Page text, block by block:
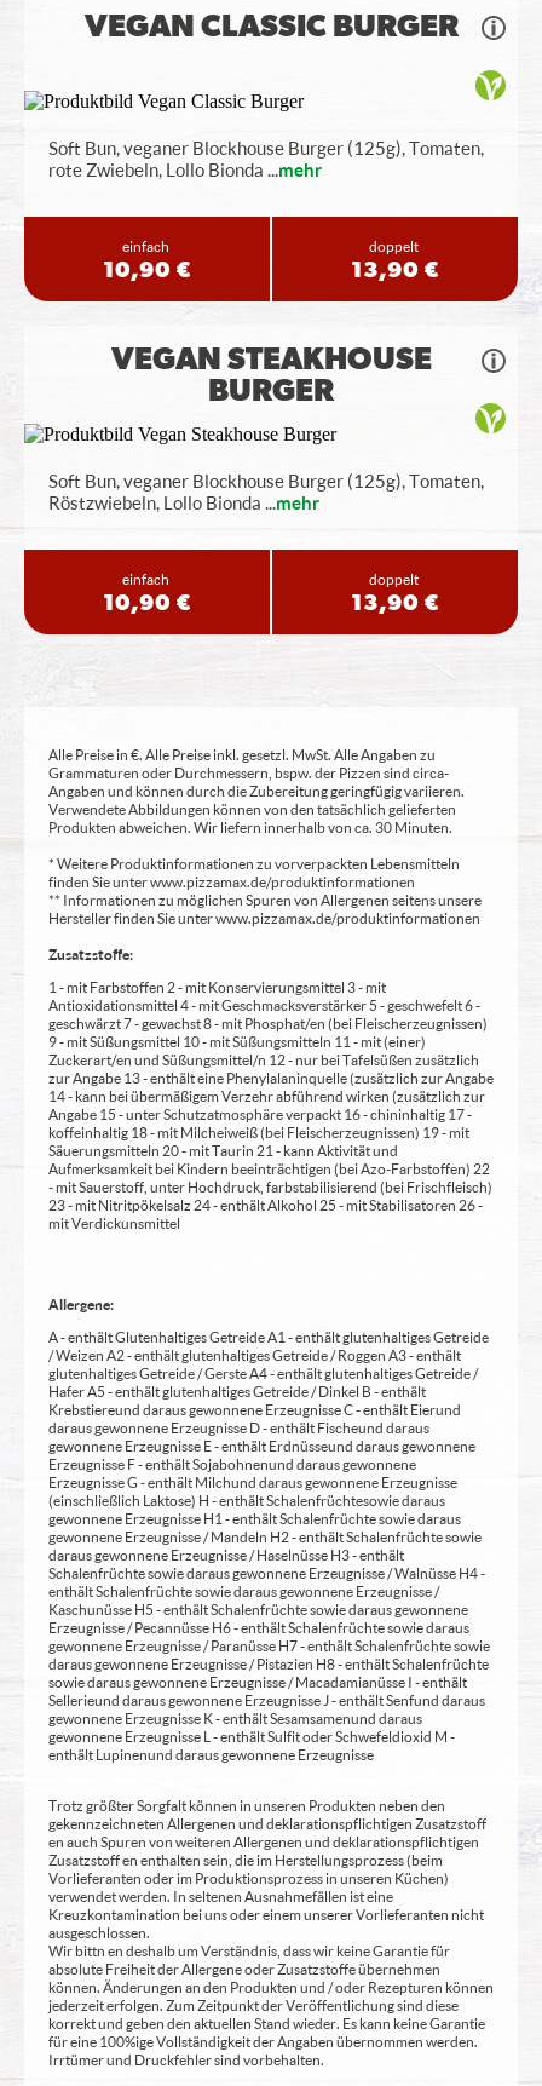
VEGAN CLASSIC BURGER
Soft Bun, veganer Blockhouse Burger (125g), Tomaten,
rote Zwiebeln, Lollo Bionda ...mehr
einfach
10,90 €
doppelt
13,90 €
VEGAN STEAKHOUSE
BURGER
Soft Bun, veganer Blockhouse Burger (125g), Tomaten,
Röstzwiebeln, Lollo Bionda ...mehr
einfach
10,90 €
doppelt
13,90 €
Alle Preise in €. Alle Preise inkl. gesetzl. MwSt. Alle Angaben zu
Grammaturen oder Durchmessern, bspw. der Pizzen sind circa-
Angaben und können durch die Zubereitung geringfügig variieren.
Verwendete Abbildungen können von den tatsächlich gelieferten
Produkten abweichen. Wir liefern innerhalb von ca. 30 Minuten.
* Weitere Produktinformationen zu vorverpackten Lebensmitteln
finden Sie unter www.pizzamax.de/produktinformationen
** Informationen zu möglichen Spuren von Allergenen seitens unsere
Hersteller finden Sie unter www.pizzamax.de/produktinformationen
Zusatzstoffe:
1 - mit Farbstoffen 2 - mit Konservierungsmittel 3 - mit
Antioxidationsmittel 4 - mit Geschmacksverstärker 5 - geschwefelt 6 -
geschwärzt 7 - gewachst 8 - mit Phosphat/en (bei Fleischerzeugnissen)
9 - mit Süßungsmittel 10 - mit Süßungsmitteln 11 - mit (einer)
Zuckerart/en und Süßungsmittel/n 12 - nur bei Tafelsüßen zusätzlich
zur Angabe 13 - enthält eine Phenylalaninquelle (zusätzlich zur Angabe
14 - kann bei übermäßigem Verzehr abführend wirken (zusätzlich zur
Angabe 15 - unter Schutzatmosphäre verpackt 16 - chininhaltig 17 -
koffeinhaltig 18 - mit Milcheiweiß (bei Fleischerzeugnissen) 19 - mit
Säuerungsmitteln 20 - mit Taurin 21 - kann Aktivität und
Aufmerksamkeit bei Kindern beeinträchtigen (bei Azo-Farbstoffen) 22
- mit Sauerstoff, unter Hochdruck, farbstabilisierend (bei Frischfleisch)
23 - mit Nitritpökelsalz 24 - enthält Alkohol 25 - mit Stabilisatoren 26 -
mit Verdickunsmittel
Allergene:
A - enthält Glutenhaltiges Getreide A1 - enthält glutenhaltiges Getreide
/ Weizen A2 - enthält glutenhaltiges Getreide / Roggen A3 - enthält
glutenhaltiges Getreide / Gerste A4 - enthält glutenhaltiges Getreide /
Hafer A5 - enthält glutenhaltiges Getreide / Dinkel B - enthält
Krebstiere und daraus gewonnene Erzeugnisse C - enthält Eier und
daraus gewonnene Erzeugnisse D - enthält Fische und daraus
gewonnene Erzeugnisse E - enthält Erdnüsse und daraus gewonnene
Erzeugnisse F - enthält Sojabohnen und daraus gewonnene
Erzeugnisse G - enthält Milch und daraus gewonnene Erzeugnisse
(einschließlich Laktose) H - enthält Schalenfrüchte sowie daraus
gewonnene Erzeugnisse H1 - enthält Schalenfrüchte sowie daraus
gewonnene Erzeugnisse / Mandeln H2 - enthält Schalenfrüchte sowie
daraus gewonnene Erzeugnisse / Haselnüsse H3 - enthält
Schalenfrüchte sowie daraus gewonnene Erzeugnisse / Walnüsse H4 -
enthält Schalenfrüchte sowie daraus gewonnene Erzeugnisse /
Kaschunüsse H5 - enthält Schalenfrüchte sowie daraus gewonnene
Erzeugnisse / Pecannüsse H6 - enthält Schalenfrüchte sowie daraus
gewonnene Erzeugnisse / Paranüsse H7 - enthält Schalenfrüchte sowie
daraus gewonnene Erzeugnisse / Pistazien H8 - enthält Schalenfrüchte
sowie daraus gewonnene Erzeugnisse / Macadamianüsse I - enthält
Sellerie und daraus gewonnene Erzeugnisse J - enthält Senf und daraus
gewonnene Erzeugnisse K - enthält Sesamsamen und daraus
gewonnene Erzeugnisse L - enthält Sulfit oder Schwefeldioxid M -
enthält Lupinen und daraus gewonnene Erzeugnisse
Trotz größter Sorgfalt können in unseren Produkten neben den
gekennzeichneten Allergenen und deklarationspflichtigen Zusatzstoff
en auch Spuren von weiteren Allergenen und deklarationspflichtigen
Zusatzstoff en enthalten sein, die im Herstellungsprozess (beim
Vorlieferanten oder im Produktionsprozess in unseren Küchen)
verwendet werden. In seltenen Ausnahmefällen ist eine
Kreuzkontamination bei uns oder einem unserer Vorlieferanten nicht
ausgeschlossen.
Wir bittn en deshalb um Verständnis, dass wir keine Garantie für
absolute Freiheit der Allergene oder Zusatzstoffe übernehmen
können. Änderungen an den Produkten und / oder Rezepturen können
jederzeit erfolgen. Zum Zeitpunkt der Veröffentlichung sind diese
korrekt und geben den aktuellen Stand wieder. Es kann keine Garantie
für eine 100%ige Vollständigkeit der Angaben übernommen werden.
Irrtümer und Druckfehler sind vorbehalten.